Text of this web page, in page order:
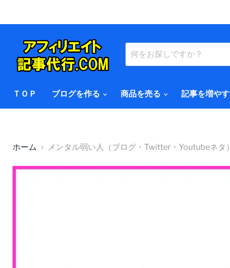
ＴＯＰ ブログを作る 商品を売る 記事を増やす
ホーム メンタル弱い人（ブログ・Twitter・Youtubeネタ）